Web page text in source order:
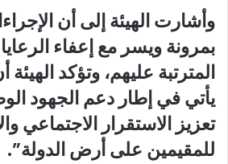
وأشارت الهيئة إلى أن
بمرونة ويسر مع إعفاء
المترتبة عليهم، وتؤكد الهيئة
يأتي في إطار دعم الجهود
تعزيز الاستقرار الاجتماعي
للمقيمين على أرض الدولة”.